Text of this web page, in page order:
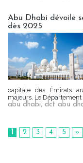
Abu Dhabi dévoile
dès 2025
capitale des Émirats
majeurs. Le Département
abu dhabi, dct abu
1 2 3 4 5 »